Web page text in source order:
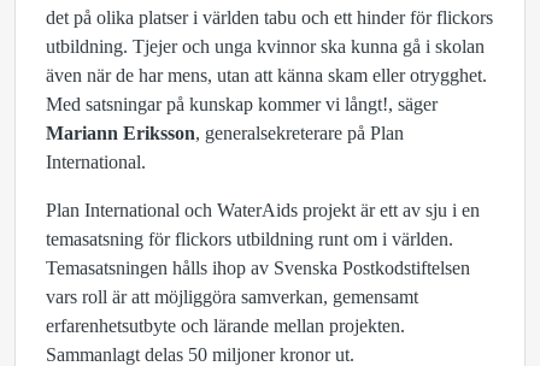
det på olika platser i världen tabu och ett hinder för flickors
utbildning. Tjejer och unga kvinnor ska kunna gå i skolan
även när de har mens, utan att känna skam eller otrygghet.
Med satsningar på kunskap kommer vi långt!, säger
Mariann Eriksson, generalsekreterare på Plan
International.
Plan International och WaterAids projekt är ett av sju i en
temasatsning för flickors utbildning runt om i världen.
Temasatsningen hålls ihop av Svenska Postkodstiftelsen
vars roll är att möjliggöra samverkan, gemensamt
erfarenhetsutbyte och lärande mellan projekten.
Sammanlagt delas 50 miljoner kronor ut.